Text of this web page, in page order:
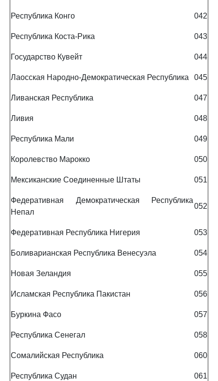
Республика Конго 042
Республика Коста-Рика 043
Государство Кувейт 044
Лаосская Народно-Демократическая Республика 045
Ливанская Республика 047
Ливия 048
Республика Мали 049
Королевство Марокко 050
Мексиканские Соединенные Штаты 051
Федеративная Демократическая Республика
Непал
052
Федеративная Республика Нигерия 053
Боливарианская Республика Венесуэла 054
Новая Зеландия 055
Исламская Республика Пакистан 056
Буркина Фасо 057
Республика Сенегал 058
Сомалийская Республика 060
Республика Судан 061